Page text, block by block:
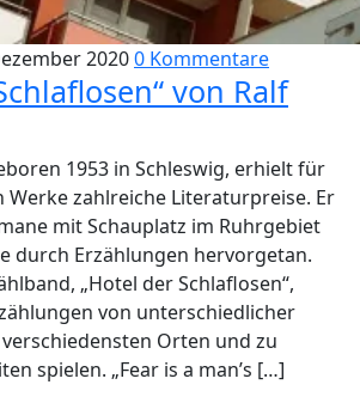
20200 Kommentare
von Ralf
1953 in Schleswig, erhielt für
Werke zahlreiche Literaturpreise. Er
mit Schauplatz im Ruhrgebiet
durch Erzählungen hervorgetan.
„Hotel der Schlaflosen“,
von unterschiedlicher
Orten und zu
spielen. „Fear is a man’s […]